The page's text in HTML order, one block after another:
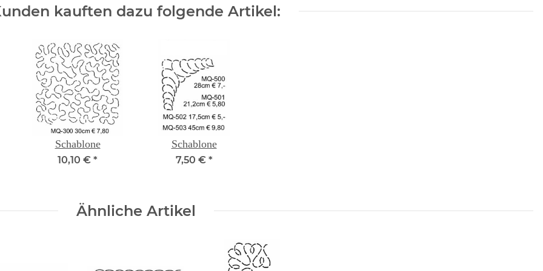
kauften dazu folgende Artikel:
Schablone
10,10 € *
Schablone
7,50 € *
Ähnliche Artikel